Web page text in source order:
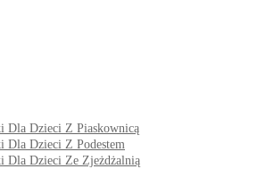
Dla Dzieci Z Piaskownicą
Dla Dzieci Z Podestem
Dla Dzieci Ze Zjeżdżalnią